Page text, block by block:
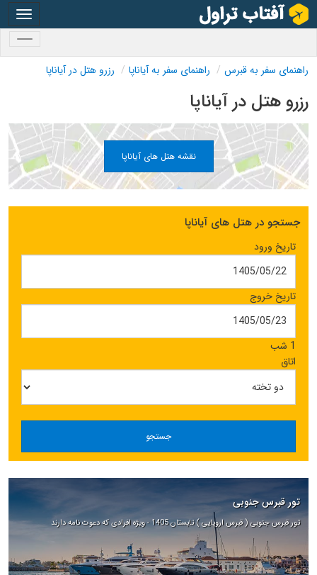
راهنمای سفر به قبرس راهنمای سفر به آیاناپا رزرو هتل در آیاناپا
رزرو هتل در آیاناپا
نقشه هتل های آیاناپا
جستجو در هتل های آیاناپا
تاریخ ورود
تاریخ خروج
1 شب
اتاق
جستجو
تور قبرس جنوبی
تور قبرس جنوبی ( قبرس اروپایی ) تابستان 1405 - ویژه افرادی که دعوت نامه دارند